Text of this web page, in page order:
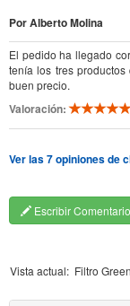
Por Alberto Molina
El pedido ha llegado
tenía los tres
buen precio.
Valoración:
Ver las 7 opiniones de
Escribir Comentario
Vista actual: Filtro